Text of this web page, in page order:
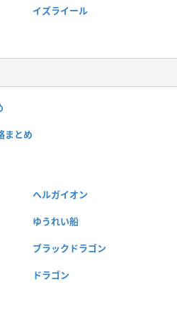
イズライール
まとめ
ヘルガイオン
ゆうれい船
ブラックドラゴン
ドラゴン